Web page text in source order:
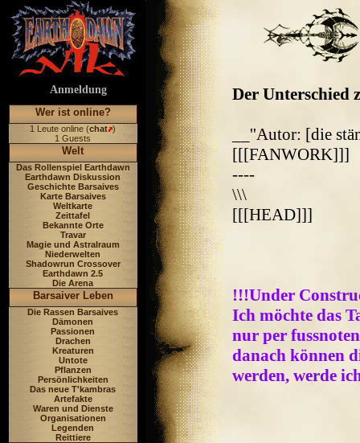
Anmeldung
Wer ist online?
1 Leute online (chat )
1 Guests
Welt
Das Rollenspiel Earthdawn
Earthdawn Diskussion
Geschichte Barsaives
Karte Barsaives
Weltkarte
Zeittafel
Bekannte Orte
Travar
Magie und Astralraum
Niederwelten
Shadowrun Crossover
Earthdawn 2.5
Die Arena
Barsaiver Leben
Die Rassen Barsaives
Dämonen
Passionen
Drachen
Kreaturen
Untote
Pflanzen
Persönlichkeiten
Das neue T'kambras
Artefakte
Waren und Dienste
Organisationen
Legenden
Reittiere
Der Unterschied
__''Autor: [die
[[[FANWORK]]]
----
\\\
[[[HEAD]]]
!!!Under
Ich möchte das
nur per
danach können
werden, werde